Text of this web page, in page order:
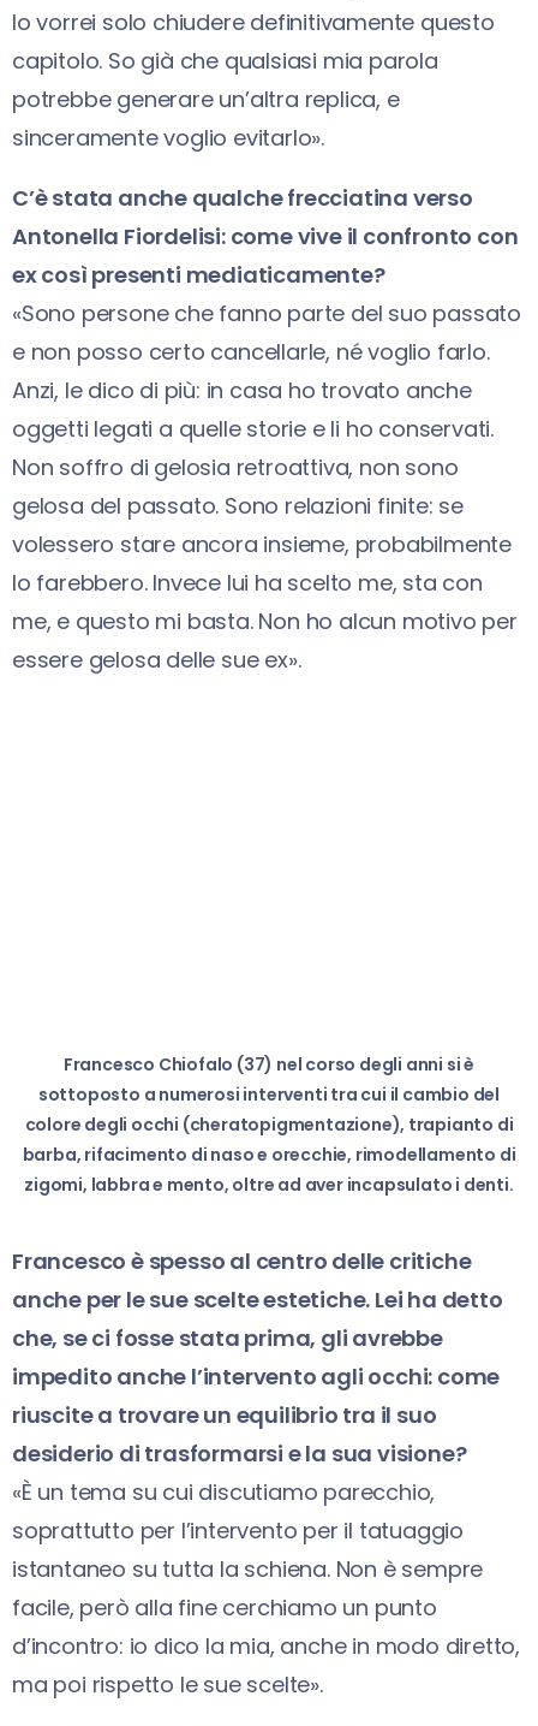
Io vorrei solo chiudere definitivamente questo
capitolo. So già che qualsiasi mia parola
potrebbe generare un’altra replica, e
sinceramente voglio evitarlo».
C’è stata anche qualche frecciatina verso
Antonella Fiordelisi: come vive il confronto con
ex così presenti mediaticamente?
«Sono persone che fanno parte del suo passato
e non posso certo cancellarle, né voglio farlo.
Anzi, le dico di più: in casa ho trovato anche
oggetti legati a quelle storie e li ho conservati.
Non soffro di gelosia retroattiva, non sono
gelosa del passato. Sono relazioni finite: se
volessero stare ancora insieme, probabilmente
lo farebbero. Invece lui ha scelto me, sta con
me, e questo mi basta. Non ho alcun motivo per
essere gelosa delle sue ex».
Francesco Chiofalo (37) nel corso degli anni si è
sottoposto a numerosi interventi tra cui il cambio del
colore degli occhi (cheratopigmentazione), trapianto di
barba, rifacimento di naso e orecchie, rimodellamento di
zigomi, labbra e mento, oltre ad aver incapsulato i denti.
Francesco è spesso al centro delle critiche
anche per le sue scelte estetiche. Lei ha detto
che, se ci fosse stata prima, gli avrebbe
impedito anche l’intervento agli occhi: come
riuscite a trovare un equilibrio tra il suo
desiderio di trasformarsi e la sua visione?
«È un tema su cui discutiamo parecchio,
soprattutto per l’intervento per il tatuaggio
istantaneo su tutta la schiena. Non è sempre
facile, però alla fine cerchiamo un punto
d’incontro: io dico la mia, anche in modo diretto,
ma poi rispetto le sue scelte».